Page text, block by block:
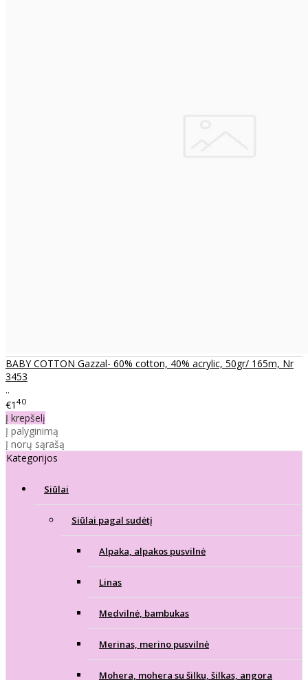
BABY COTTON Gazzal- 60% cotton, 40% acrylic, 50gr/ 165m, Nr
3453
..
€1 40
Į krepšelį
Į palyginimą
Į norų sąrašą
Kategorijos
Siūlai
Siūlai pagal sudėtį
Alpaka, alpakos pusvilnė
Linas
Medvilnė, bambukas
Merinas, merino pusvilnė
Mohera, mohera su šilku, šilkas, angora